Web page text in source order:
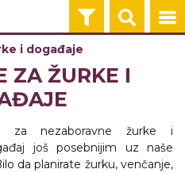
TEHNOLOGIJA
TEHNOLOGIJA
BEŽIČNI
KANCELARIJA
KANCELARIJA
KANCELARIJA
KUĆNI SETOVI
KUĆNI SETOVI
TERMOSI
OLOVKE
OLOVKE
METALNE
PRIVESCI &
PRIVESCI &
ALATI
TORBE &
TORBE &
TORBE
TEKSTIL
TEKSTIL
POLO MAJICE
RADNA
RADNA
ZAŠTITNA
i događaje
ZA ŽURKE I
za nezaboravne žurke i
još posebnijim uz naše
da planirate žurku, venčanje,